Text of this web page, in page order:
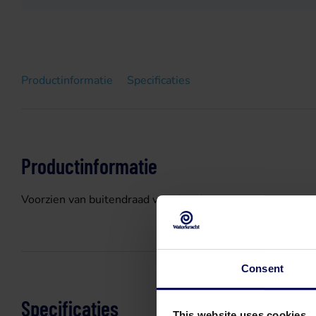
Consent
Productinformatie Specificaties
Productinformatie
Voorzien van buitendraad voor handpomp.
Specificaties